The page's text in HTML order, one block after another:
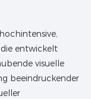
entwickelt
visuelle
beeindruckender